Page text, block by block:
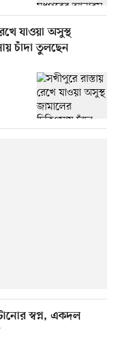
যাওয়া অসুস্থ
চাঁদা তুলছেন
স্বপ্ন, একদল